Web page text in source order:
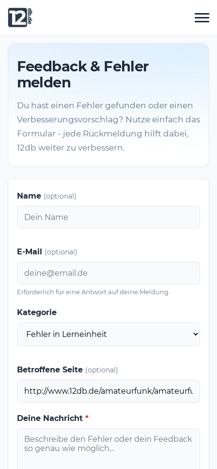
Feedback & Fehler
melden
Du hast einen Fehler gefunden oder einen
Verbesserungsvorschlag? Nutze einfach das
Formular - jede Rückmeldung hilft dabei,
12db weiter zu verbessern.
Name (optional)
E-Mail (optional)
Erforderlich für eine Antwort auf deine Meldung.
Kategorie
Betroffene Seite (optional)
Deine Nachricht *